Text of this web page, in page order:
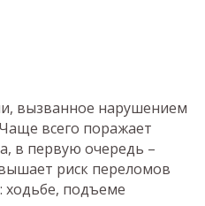
вызванное нарушением
всего поражает
в первую очередь –
риск переломов
ходьбе, подъеме